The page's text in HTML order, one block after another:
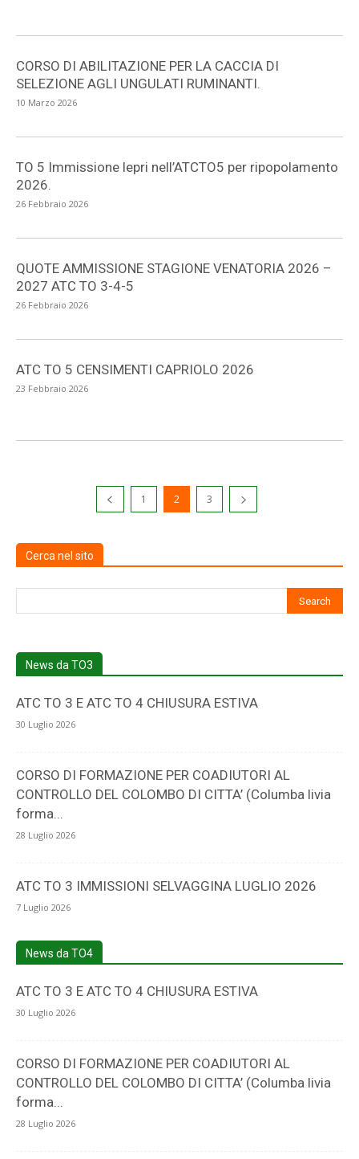
CORSO DI ABILITAZIONE PER LA CACCIA DI
SELEZIONE AGLI UNGULATI RUMINANTI.
10 Marzo 2026
TO 5 Immissione lepri nell’ATCTO5 per ripopolamento
2026.
26 Febbraio 2026
QUOTE AMMISSIONE STAGIONE VENATORIA 2026 –
2027 ATC TO 3-4-5
26 Febbraio 2026
ATC TO 5 CENSIMENTI CAPRIOLO 2026
23 Febbraio 2026
1 2 3
Cerca nel sito
News da TO3
ATC TO 3 E ATC TO 4 CHIUSURA ESTIVA
30 Luglio 2026
CORSO DI FORMAZIONE PER COADIUTORI AL
CONTROLLO DEL COLOMBO DI CITTA’ (Columba livia
forma...
28 Luglio 2026
ATC TO 3 IMMISSIONI SELVAGGINA LUGLIO 2026
7 Luglio 2026
News da TO4
ATC TO 3 E ATC TO 4 CHIUSURA ESTIVA
30 Luglio 2026
CORSO DI FORMAZIONE PER COADIUTORI AL
CONTROLLO DEL COLOMBO DI CITTA’ (Columba livia
forma...
28 Luglio 2026